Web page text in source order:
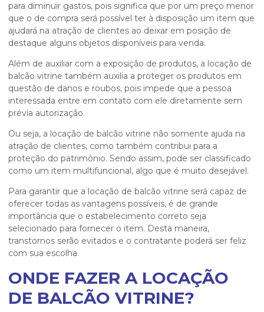
para diminuir gastos, pois significa que por um preço menor
que o de compra será possível ter à disposição um item que
ajudará na atração de clientes ao deixar em posição de
destaque alguns objetos disponíveis para venda.
Além de auxiliar com a exposição de produtos, a locação de
balcão vitrine também auxilia a proteger os produtos em
questão de danos e roubos, pois impede que a pessoa
interessada entre em contato com ele diretamente sem
prévia autorização.
Ou seja, a locação de balcão vitrine não somente ajuda na
atração de clientes, como também contribui para a
proteção do patrimônio. Sendo assim, pode ser classificado
como um item multifuncional, algo que é muito desejável.
Para garantir que a locação de balcão vitrine será capaz de
oferecer todas as vantagens possíveis, é de grande
importância que o estabelecimento correto seja
selecionado para fornecer o item. Desta maneira,
transtornos serão evitados e o contratante poderá ser feliz
com sua escolha.
ONDE FAZER A LOCAÇÃO
DE BALCÃO VITRINE?